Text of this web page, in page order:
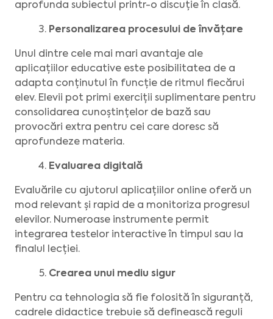
aprofunda subiectul printr-o discuție în clasă.
Personalizarea procesului de învățare
Unul dintre cele mai mari avantaje ale
aplicațiilor educative este posibilitatea de a
adapta conținutul în funcție de ritmul fiecărui
elev. Elevii pot primi exerciții suplimentare pentru
consolidarea cunoștințelor de bază sau
provocări extra pentru cei care doresc să
aprofundeze materia.
Evaluarea digitală
Evaluările cu ajutorul aplicațiilor online oferă un
mod relevant și rapid de a monitoriza progresul
elevilor. Numeroase instrumente permit
integrarea testelor interactive în timpul sau la
finalul lecției.
Crearea unui mediu sigur
Pentru ca tehnologia să fie folosită în siguranță,
cadrele didactice trebuie să definească reguli